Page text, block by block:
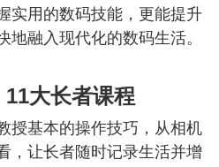
实用的数码技能，更能提升
地融入现代化的数码生活。
大长者课程
授基本的操作技巧，从相机
，让长者随时记录生活并增